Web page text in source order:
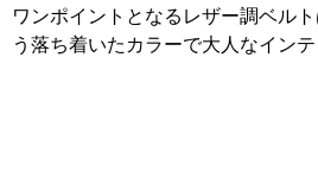
ワンポイントとなるレザー調ベル
う落ち着いたカラーで大人なインテ